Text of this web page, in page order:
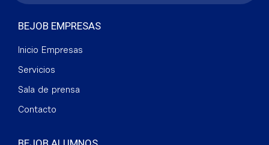
BEJOB EMPRESAS
Inicio Empresas
Servicios
Sala de prensa
Contacto